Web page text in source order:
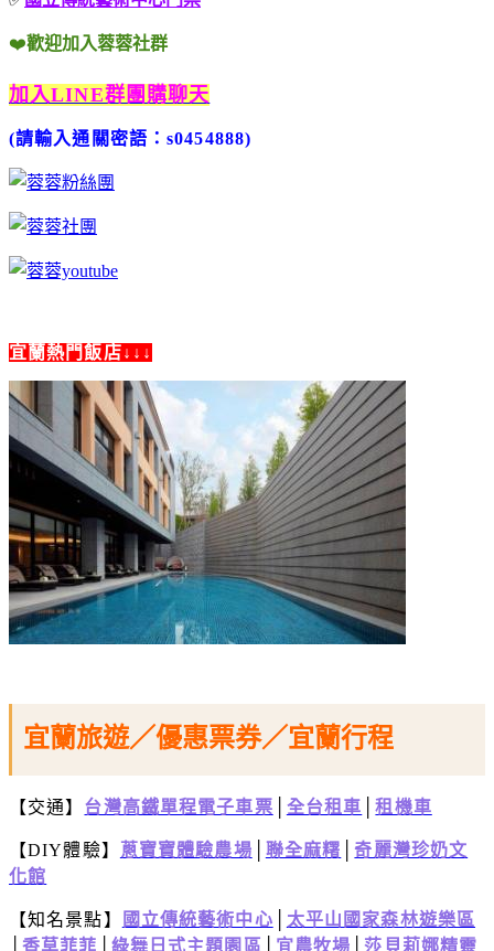
❤️歡迎加入蓉蓉社群
加入LINE群團購聊天
(請輸入通關密語：s0454888)
宜蘭熱門飯店↓↓↓
宜蘭旅遊／優惠票券／宜蘭行程
【交通】 台灣高鐵單程電子車票 全台租車 │租機車
【DIY體驗】 蔥寶寶體驗農場 聯全麻糬
奇麗灣珍奶文
化館
【知名景點】 國立傳統藝術中心
太平山國家森林遊樂區
│香草菲菲 綠舞日式主題園區 宜農牧場 │莎貝莉娜精靈